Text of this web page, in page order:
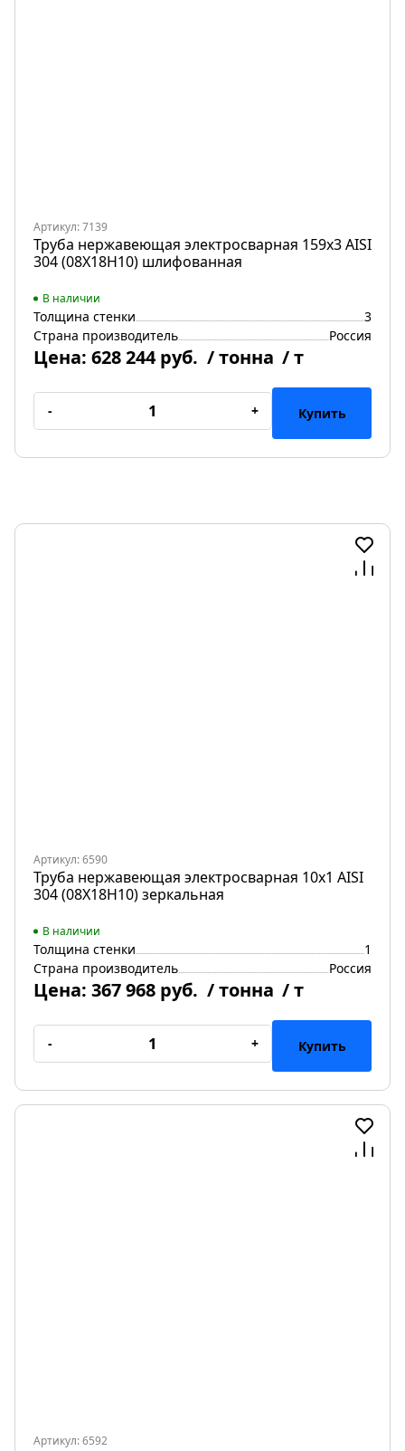
Артикул: 7139
Труба нержавеющая электросварная 159х3 AISI
304 (08Х18Н10) шлифованная
В наличии
Толщина стенки
3
Страна производитель
Россия
Цена: 628 244 руб. / тонна / т
- + Купить
Артикул: 6590
Труба нержавеющая электросварная 10х1 AISI
304 (08Х18Н10) зеркальная
В наличии
Толщина стенки
1
Страна производитель
Россия
Цена: 367 968 руб. / тонна / т
- + Купить
Артикул: 6592